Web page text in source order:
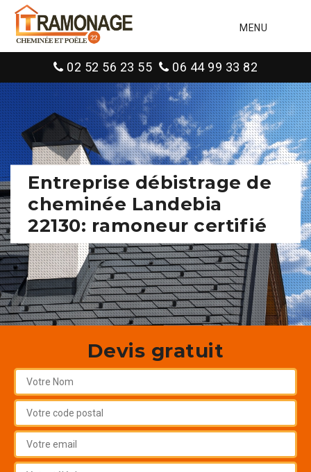
MENU
02 52 56 23 55 06 44 99 33 82
Entreprise débistrage de
cheminée Landebia
22130: ramoneur certifié
Devis gratuit